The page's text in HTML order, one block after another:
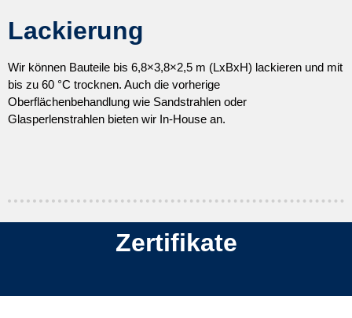
Lackierung
Wir können Bauteile bis 6,8×3,8×2,5 m (LxBxH) lackieren und mit
bis zu 60 °C trocknen. Auch die vorherige
Oberflächenbehandlung wie Sandstrahlen oder
Glasperlenstrahlen bieten wir In-House an.
Zertifikate